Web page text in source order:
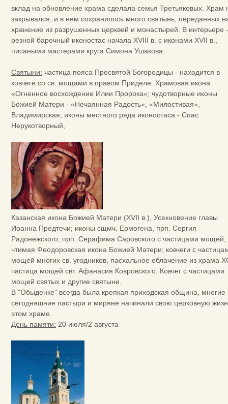
вклад на обновление храма сделала семья Третьяковых. Храм
закрывался, и в нем сохранилось много святынь, переданных
хранение из разрушенных церквей и монастырей. В интерьере -
резной барочный иконостас начала XVIII в. с иконами XVII в.,
писаными мастерами круга Симона Ушакова.
Святыни: частица пояса Пресвятой Богородицы - находится в
ковчеге со св. мощами в правом Приделе. Храмовая икона
«Огненное восхождение Илии Пророка»; чудотворные иконы
Божией Матери - «Нечаянная Радость», «Милостивая»,
Владимирская; иконы местного ряда иконостаса - Спас
Нерукотворный,
Казанская икона Божией Матери (XVII в.), Усекновение главы
Иоанна Предтечи; иконы сщмч. Ермогена, прп. Сергия
Радонежского, прп. Серафима Саровского с частицами мощей,
чтимая Феодоровская икона Божией Матери; ковчеги с
мощей многих св. угодников, пасхальное облачение из храма
частица мощей свт. Афанасия Ковровского, Ковчег с частицами
мощей святых и другие святыни.
В "Обыденке" всегда была крепкая приходская община, многие
сегодняшние пастыри и миряне начинали свою церковную
этом храме.
День памяти: 20 июля/2 августа